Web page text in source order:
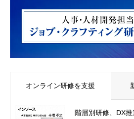
オンライン研修を支援
階層別研修、DX